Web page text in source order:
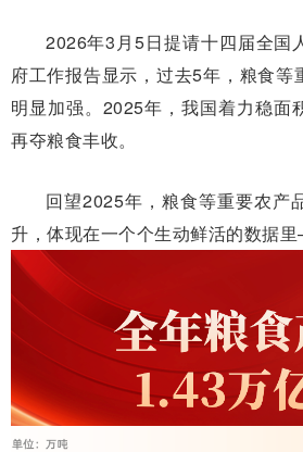
2026年3月5日提请十四届全国
府工作报告显示，过去5年，粮食等
明显加强。2025年，我国着力稳面
再夺粮食丰收。
回望2025年，粮食等重要农产
升，体现在一个个生动鲜活的数据